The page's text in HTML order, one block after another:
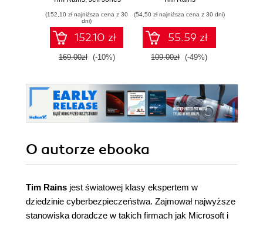
and strengthen
enterprise
defenses - Third
Edition
(152,10 zł najniższa cena z 30
dni)
152.10 zł
169.00zł (-10%)
współczesnymi
niebezpieczeństwami.
Wydanie II
(54,50 zł najniższa cena z 30 dni)
55.59 zł
109.00zł (-49%)
O autorze ebooka
Tim Rains jest światowej klasy ekspertem w
dziedzinie cyberbezpieczeństwa. Zajmował najwyższe
stanowiska doradcze w takich firmach jak Microsoft i